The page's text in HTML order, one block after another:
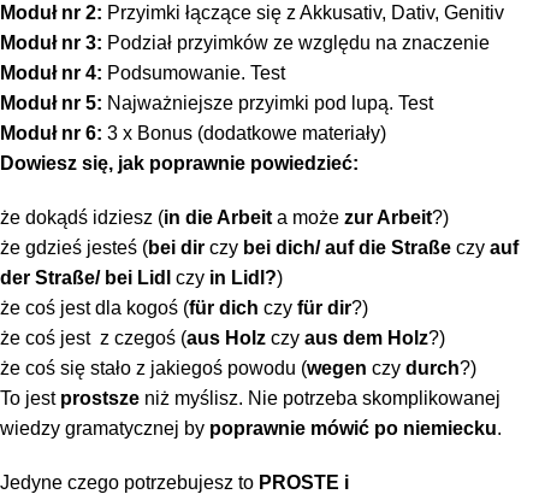
Moduł nr 2: Przyimki łączące się z Akkusativ, Dativ, Genitiv
Moduł nr 3: Podział przyimków ze względu na znaczenie
Moduł nr 4: Podsumowanie. Test
Moduł nr 5: Najważniejsze przyimki pod lupą. Test
Moduł nr 6: 3 x Bonus (dodatkowe materiały)
Dowiesz się, jak poprawnie powiedzieć:
że dokądś idziesz (in die Arbeit a może zur Arbeit?)
że gdzieś jesteś (bei dir czy bei dich/auf die Straße czy auf
der Straße/ bei Lidl czy in Lidl?)
że coś jest dla kogoś (für dich czy für dir?)
że coś jest z czegoś (aus Holz czy aus dem Holz?)
że coś się stało z jakiegoś powodu (wegen czy durch?)
To jest prostsze niż myślisz. Nie potrzeba skomplikowanej
wiedzy gramatycznej by poprawnie mówić po niemiecku.
Jedyne czego potrzebujesz to PROSTE i